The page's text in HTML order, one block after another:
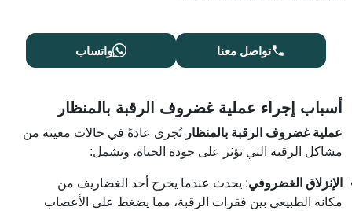
واتساب تواصل معنا
أسباب إجراء عملية غضروف الرقبة بالمنظار
عملية غضروف الرقبة بالمنظار تُجرى عادةً في حالات معينة من
مشاكل الرقبة التي تؤثر على جودة الحياة، وتشمل:
الإنزلاق الغضروفي: يحدث عندما يخرج أحد الغضاريف من
مكانه الطبيعي بين فقرات الرقبة، مما يضغط على الأعصاب